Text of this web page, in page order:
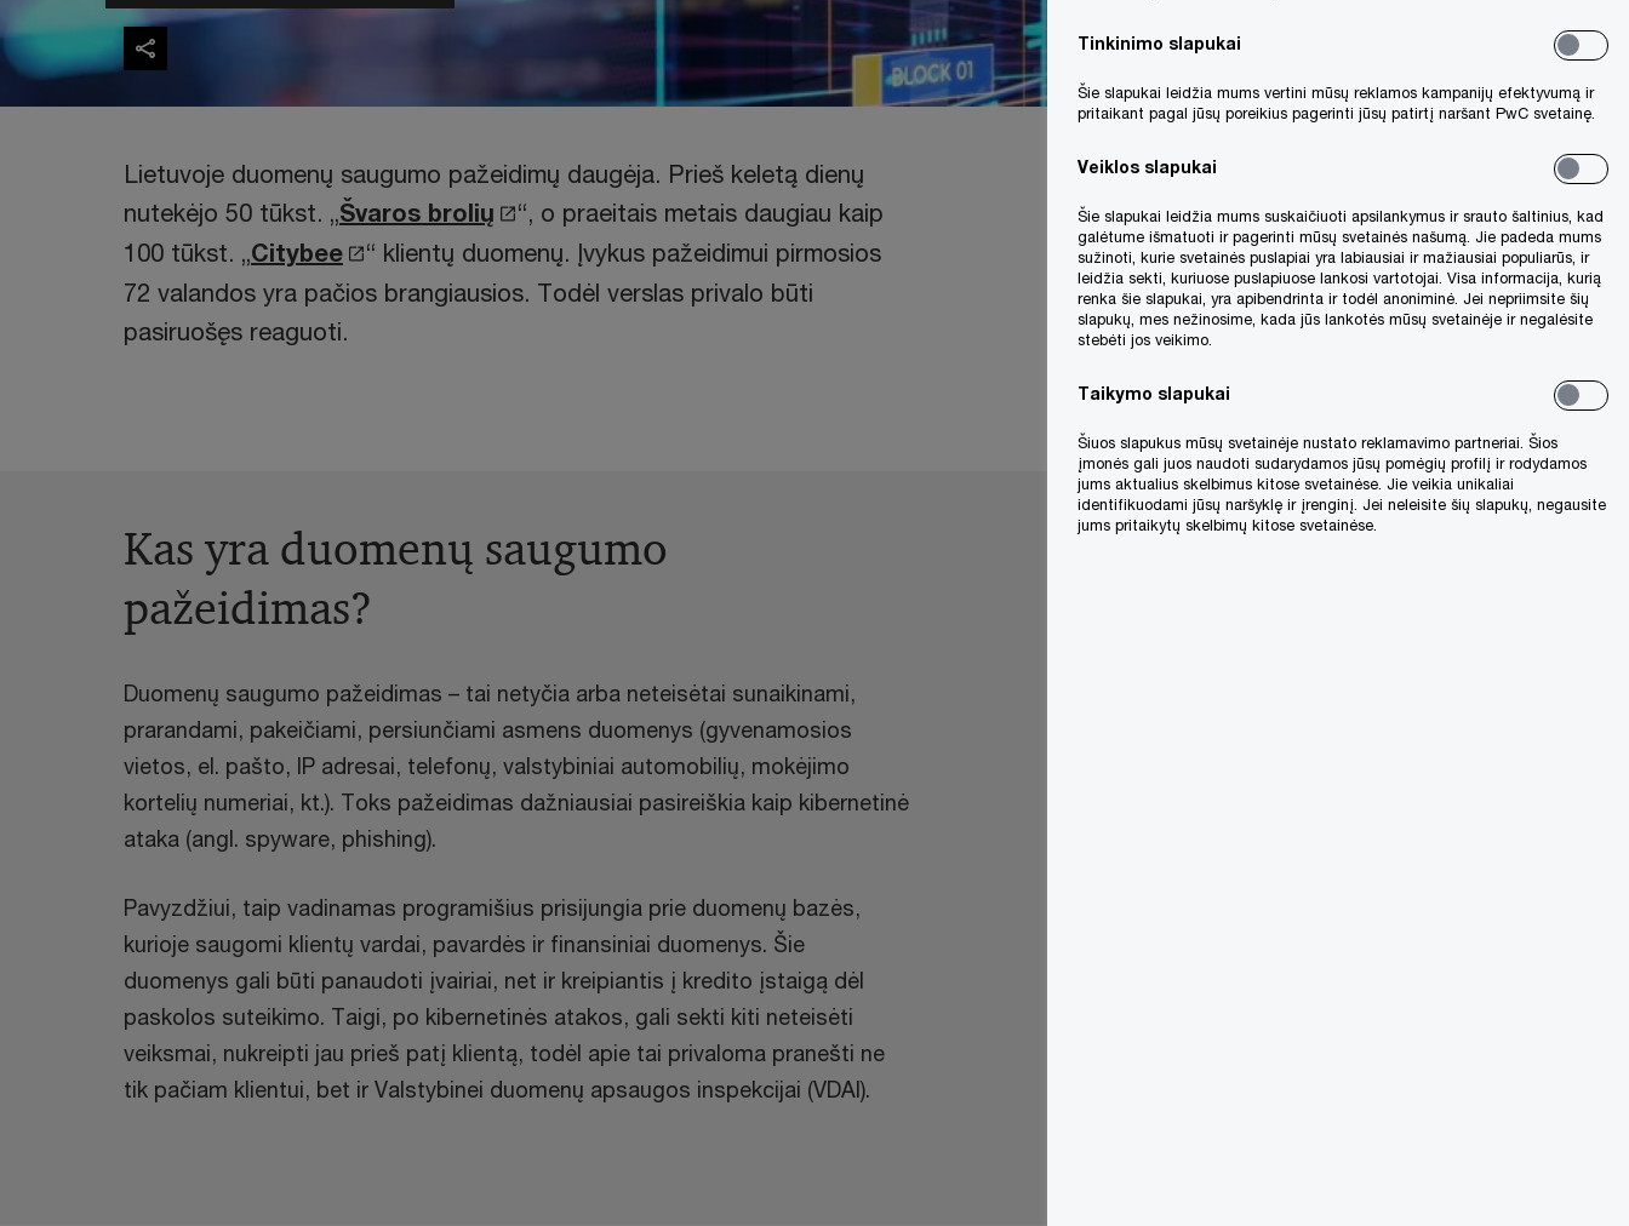
Lietuvoje duomenų saugumo pažeidimų daugėja. Prieš keletą dienų
nutekėjo 50 tūkst. „Švaros brolių
“, o praeitais metais daugiau kaip
100 tūkst. „Citybee
“ klientų duomenų. Įvykus pažeidimui pirmosios
72 valandos yra pačios brangiausios. Todėl verslas privalo būti
pasiruošęs reaguoti.
Kas yra duomenų saugumo
pažeidimas?
Duomenų saugumo pažeidimas – tai netyčia arba neteisėtai sunaikinami,
prarandami, pakeičiami, persiunčiami asmens duomenys (gyvenamosios
vietos, el. pašto, IP adresai, telefonų, valstybiniai automobilių, mokėjimo
kortelių numeriai, kt.). Toks pažeidimas dažniausiai pasireiškia kaip kibernetinė
ataka (angl. spyware, phishing).
Pavyzdžiui, taip vadinamas programišius prisijungia prie duomenų bazės,
kurioje saugomi klientų vardai, pavardės ir finansiniai duomenys. Šie
duomenys gali būti panaudoti įvairiai, net ir kreipiantis į kredito įstaigą dėl
paskolos suteikimo. Taigi, po kibernetinės atakos, gali sekti kiti neteisėti
veiksmai, nukreipti jau prieš patį klientą, todėl apie tai privaloma pranešti ne
tik pačiam klientui, bet ir Valstybinei duomenų apsaugos inspekcijai (VDAI).
Tinkinimo slapukai
Šie slapukai leidžia mums vertini mūsų reklamos kampanijų efektyvumą ir
pritaikant pagal jūsų poreikius pagerinti jūsų patirtį naršant PwC svetainę.
Veiklos slapukai
Šie slapukai leidžia mums suskaičiuoti apsilankymus ir srauto šaltinius, kad
galėtume išmatuoti ir pagerinti mūsų svetainės našumą. Jie padeda mums
sužinoti, kurie svetainės puslapiai yra labiausiai ir mažiausiai populiarūs, ir
leidžia sekti, kuriuose puslapiuose lankosi vartotojai. Visa informacija, kurią
renka šie slapukai, yra apibendrinta ir todėl anoniminė. Jei nepriimsite šių
slapukų, mes nežinosime, kada jūs lankotės mūsų svetainėje ir negalėsite
stebėti jos veikimo.
Taikymo slapukai
Šiuos slapukus mūsų svetainėje nustato reklamavimo partneriai. Šios
įmonės gali juos naudoti sudarydamos jūsų pomėgių profilį ir rodydamos
jums aktualius skelbimus kitose svetainėse. Jie veikia unikaliai
identifikuodami jūsų naršyklę ir įrenginį. Jei neleisite šių slapukų, negausite
jums pritaikytų skelbimų kitose svetainėse.